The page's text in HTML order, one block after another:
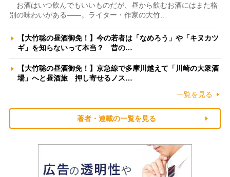
お酒はいつ飲んでもいいものだが、昼から飲むお酒にはまた格
別の味わいがある――。ライター・作家の大竹…
【大竹聡の昼酒御免！】今の若者は「なめろう」や「キヌカツ
ギ」を知らないって本当？ 昔の…
【大竹聡の昼酒御免！】京急線で多摩川越えて「川崎の大衆酒
場」へと昼酒旅 押し寄せるノス…
一覧を見る
著者・連載の一覧を見る